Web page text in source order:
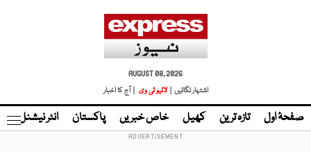
AUGUST 08, 2026
اشتہار لگائیں |
لائیو ٹی وی | آج کا اخبار
صفحۂ اول تازہ ترین کھیل خاص خبریں پاکستان انٹر نیشنل